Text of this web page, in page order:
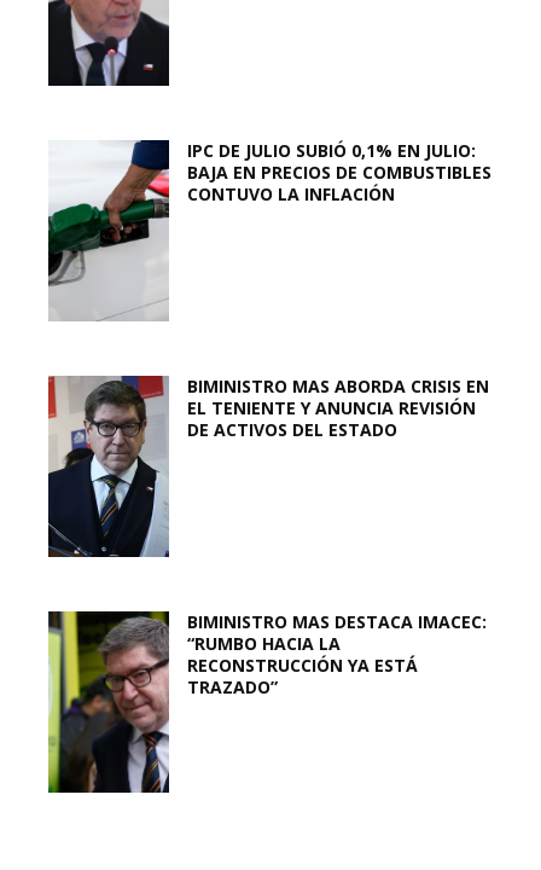
IPC DE JULIO SUBIÓ 0,1% EN JULIO:
BAJA EN PRECIOS DE COMBUSTIBLES
CONTUVO LA INFLACIÓN
BIMINISTRO MAS ABORDA CRISIS EN
EL TENIENTE Y ANUNCIA REVISIÓN
DE ACTIVOS DEL ESTADO
BIMINISTRO MAS DESTACA IMACEC:
“RUMBO HACIA LA
RECONSTRUCCIÓN YA ESTÁ
TRAZADO”